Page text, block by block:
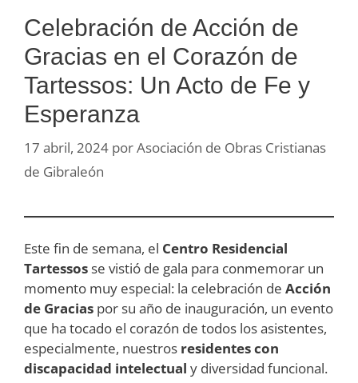
Celebración de Acción de
Gracias en el Corazón de
Tartessos: Un Acto de Fe y
Esperanza
17 abril, 2024 porAsociación de Obras Cristianas
de Gibraleón
Este fin de semana, el Centro Residencial
Tartessos se vistió de gala para conmemorar un
momento muy especial: la celebración de Acción
de Gracias por su año de inauguración, un evento
que ha tocado el corazón de todos los asistentes,
especialmente, nuestros residentes con
discapacidad intelectual y diversidad funcional.